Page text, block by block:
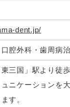
dent.jp/
腔外科・歯周病
三国」駅より徒
ニケーションを
す。